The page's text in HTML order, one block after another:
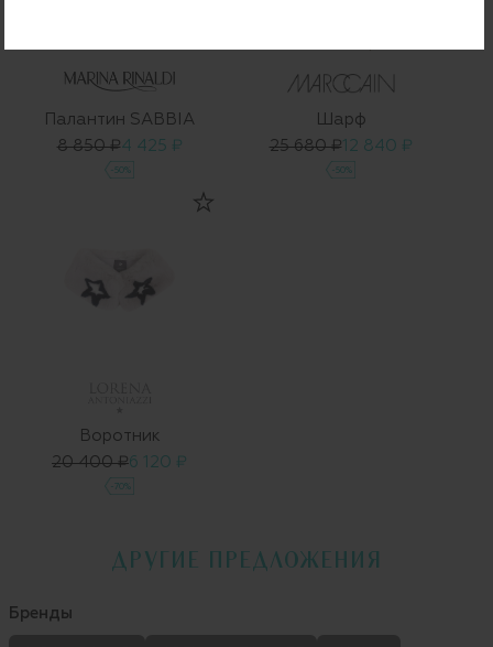
Палантин SABBIA
8 850 ₽4 425 ₽
-50%
Шарф
25 680 ₽12 840 ₽
-50%
Воротник
20 400 ₽6 120 ₽
-70%
ДРУГИЕ ПРЕДЛОЖЕНИЯ
Бренды